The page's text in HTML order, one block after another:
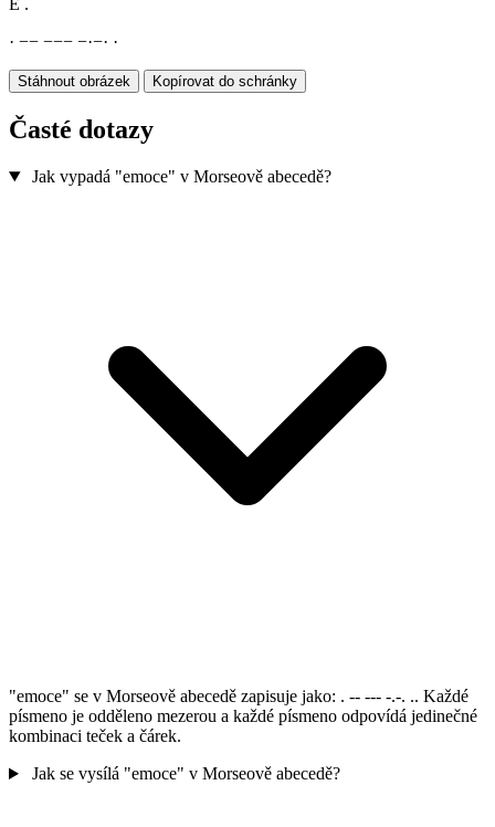
E .
· −− −−− −·−· ·
Stáhnout obrázek Kopírovat do schránky
Časté dotazy
Jak vypadá "emoce" v Morseově abecedě?
"emoce" se v Morseově abecedě zapisuje jako: . -- --- -.-. .. Každé
písmeno je odděleno mezerou a každé písmeno odpovídá jedinečné
kombinaci teček a čárek.
Jak se vysílá "emoce" v Morseově abecedě?